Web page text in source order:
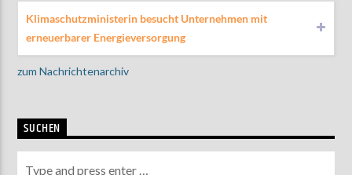
Klimaschutzministerin besucht Unternehmen mit
erneuerbarer Energieversorgung
zum Nachrichtenarchiv
SUCHEN